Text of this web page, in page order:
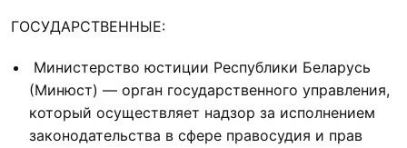
ГОСУДАРСТВЕННЫЕ:
Министерство юстиции Республики Беларусь
(Минюст) — орган государственного управления,
который осуществляет надзор за исполнением
законодательства в сфере правосудия и прав